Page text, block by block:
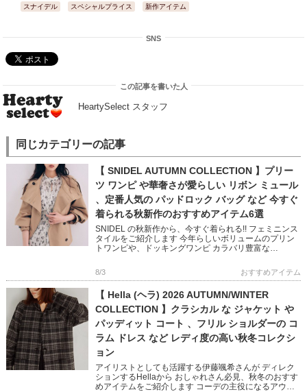
スナイデル スペシャルプライス 新作アイテム
SNS
この記事を書いた人
HeartySelect スタッフ
同じカテゴリーの記事
【 SNIDEL AUTUMN COLLECTION 】プリー
ツ ワンピ や華奢さが愛らしい リボン ミュール
、定番人気の パッドロック バッグ など 今すぐ
着られる秋新作のおすすめアイテム6選
SNIDEL の秋新作から、今すぐ着られる!! フェミニンス
タイルをご紹介します 今年らしいボリュームのプリン
トワンピや、ドッキングワンピ カラバリ豊富な
フェミニン […]
8/3 おすすめアイテム
【 Hella (ヘラ) 2026 AUTUMN/WINTER
COLLECTION 】クラシカル な ジャケット や
パッディット コート 、フリル ショルダーの コ
ラム ドレス など レディ度の高い秋冬コレクシ
ョン
アイリストとしても活躍する伊藤颯希さんが ディレク
ションするHellaから おしゃれさん必見、秋冬のおすす
めアイテムをご紹介します コーデの主役になるアウタ